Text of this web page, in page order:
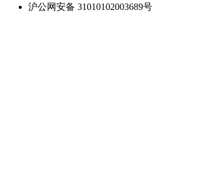
沪公网安备 31010102003689号